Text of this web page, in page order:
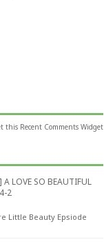
this Recent Comments Widget
A LOVE SO BEAUTIFUL
2
Little Beauty Epsiode